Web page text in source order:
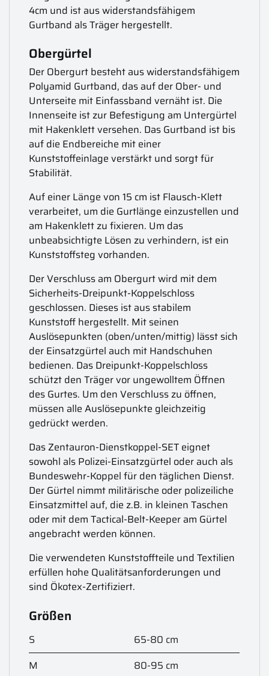
4cm und ist aus widerstandsfähigem
Gurtband als Träger hergestellt.
Obergürtel
Der Obergurt besteht aus widerstandsfähigem
Polyamid Gurtband, das auf der Ober- und
Unterseite mit Einfassband vernäht ist. Die
Innenseite ist zur Befestigung am Untergürtel
mit Hakenklett versehen. Das Gurtband ist bis
auf die Endbereiche mit einer
Kunststoffeinlage verstärkt und sorgt für
Stabilität.
Auf einer Länge von 15 cm ist Flausch-Klett
verarbeitet, um die Gurtlänge einzustellen und
am Hakenklett zu fixieren. Um das
unbeabsichtigte Lösen zu verhindern, ist ein
Kunststoffsteg vorhanden.
Der Verschluss am Obergurt wird mit dem
Sicherheits-Dreipunkt-Koppelschloss
geschlossen. Dieses ist aus stabilem
Kunststoff hergestellt. Mit seinen
Auslösepunkten (oben/unten/mittig) lässt sich
der Einsatzgürtel auch mit Handschuhen
bedienen. Das Dreipunkt-Koppelschloss
schützt den Träger vor ungewolltem Öffnen
des Gurtes. Um den Verschluss zu öffnen,
müssen alle Auslösepunkte gleichzeitig
gedrückt werden.
Das Zentauron-Dienstkoppel-SET eignet
sowohl als Polizei-Einsatzgürtel oder auch als
Bundeswehr-Koppel für den täglichen Dienst.
Der Gürtel nimmt militärische oder polizeiliche
Einsatzmittel auf, die z.B. in kleinen Taschen
oder mit dem Tactical-Belt-Keeper am Gürtel
angebracht werden können.
Die verwendeten Kunststoffteile und Textilien
erfüllen hohe Qualitätsanforderungen und
sind Ökotex-Zertifiziert.
Größen
S
65-80 cm
M
80-95 cm